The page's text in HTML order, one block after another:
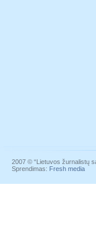
2007 © “Lietuvos žurnalistų
Sprendimas: Fresh media